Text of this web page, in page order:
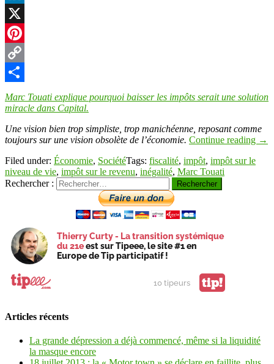
LinkedIn
X
Pinterest
Copy
Link
Partager
Marc Touati explique pourquoi baisser les impôts serait une solution
miracle dans Capital.
Une vision bien trop simpliste, trop manichéenne, reposant comme
toujours sur une vision obsolète de l’économie. Continue reading →
Filed under: Économie, SociétéTags: fiscalité, impôt, impôt sur le
niveau de vie, impôt sur le revenu, inégalité, Marc Touati
Rechercher :
Thierry Curty - La transition systémique
du 21eest sur Tipeee, le site #1 en
Europe de Tip participatif !
10 tipeurs tip!
Articles récents
La grande dépression a déjà commencé, même si la liquidité
la masque encore